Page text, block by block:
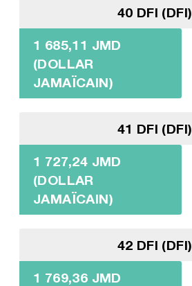
40 DFI (DFI)
1 685,11 JMD
(DOLLAR
JAMAÏCAIN)
41 DFI (DFI)
1 727,24 JMD
(DOLLAR
JAMAÏCAIN)
42 DFI (DFI)
1 769,36 JMD